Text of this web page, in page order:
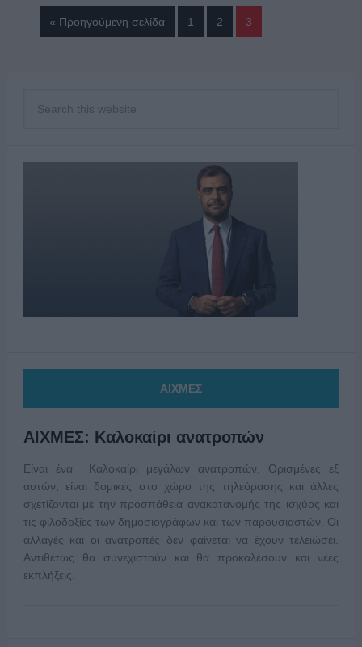
« Προηγούμενη σελίδα 1 2 3
ΑΙΧΜΕΣ
ΑΙΧΜΕΣ: Καλοκαίρι ανατροπών
Είναι ένα Καλοκαίρι μεγάλων ανατροπών. Ορισμένες εξ
αυτών, είναι δομικές στο χώρο της τηλεόρασης και άλλες
σχετίζονται με την προσπάθεια ανακατανομής της ισχύος και
τις φιλοδοξίες των δημοσιογράφων και των παρουσιαστών. Οι
αλλαγές και οι ανατροπές δεν φαίνεται να έχουν τελειώσει.
Αντιθέτως θα συνεχιστούν και θα προκαλέσουν και νέες
εκπλήξεις.